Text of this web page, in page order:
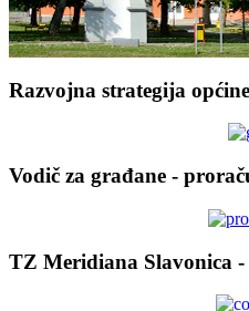
Razvojna strategija
Vodič za građane -
TZ Meridiana Slavonica -